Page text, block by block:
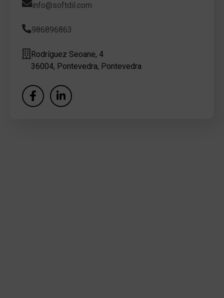
info@softdil.com
986896863
Rodríguez Seoane, 4
36004, Pontevedra, Pontevedra